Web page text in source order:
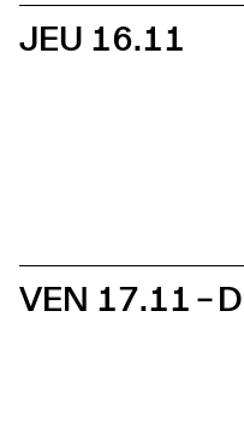
JEU 16.11
VEN 17.11 –